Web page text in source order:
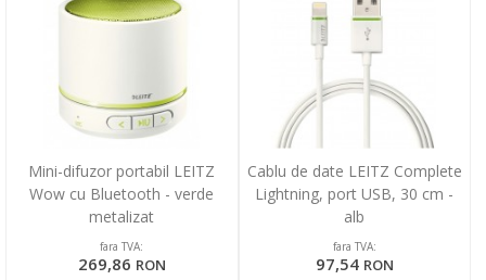
Mini-difuzor portabil LEITZ
Wow cu Bluetooth - verde
metalizat
fara TVA:
269,86 RON
Cablu de date LEITZ Complete
Lightning, port USB, 30 cm -
alb
fara TVA:
97,54 RON